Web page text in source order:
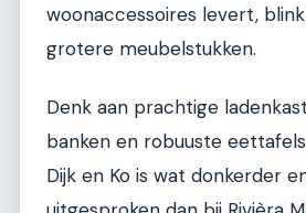
woonaccessoires levert,
grotere meubelstukken.
Denk aan prachtige
banken en robuuste
Dijk en Ko is wat donkerder